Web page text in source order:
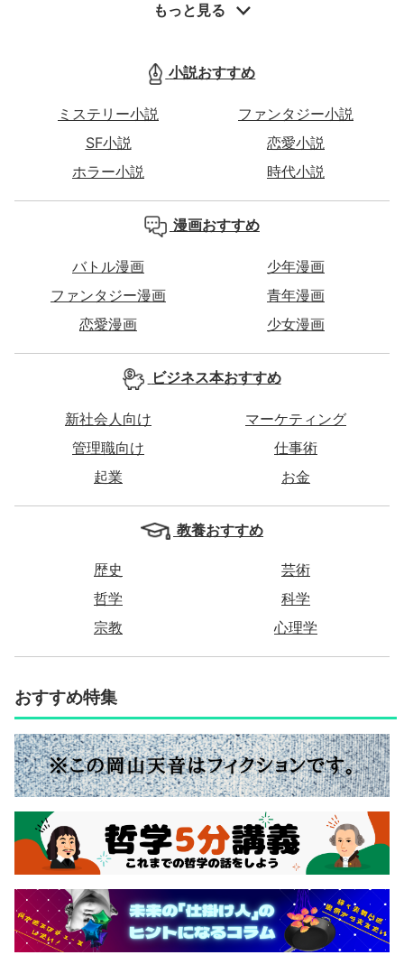
もっと見る
小説おすすめ
ミステリー小説
ファンタジー小説
SF小説
恋愛小説
ホラー小説
時代小説
漫画おすすめ
バトル漫画
少年漫画
ファンタジー漫画
青年漫画
恋愛漫画
少女漫画
ビジネス本おすすめ
新社会人向け
マーケティング
管理職向け
仕事術
起業
お金
教養おすすめ
歴史
芸術
哲学
科学
宗教
心理学
おすすめ特集